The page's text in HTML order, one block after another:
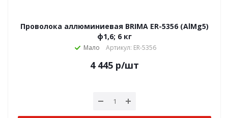
Проволока аллюминиевая BRIMA ER-5356 (AlMg5)
ф1,6; 6 кг
Мало Артикул: ER-5356
4 445 р/шт